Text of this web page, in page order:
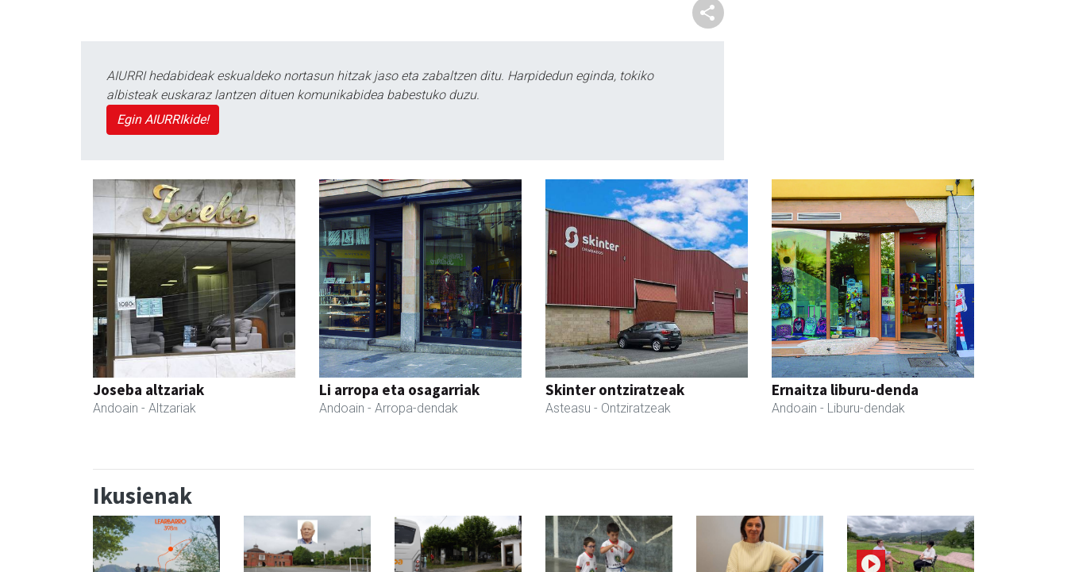
AIURRI hedabideak eskualdeko nortasun hitzak jaso eta zabaltzen ditu. Harpidedun eginda, tokiko
albisteak euskaraz lantzen dituen komunikabidea babestuko duzu.
Egin AIURRIkide!
Joseba altzariak
Andoain - Altzariak
Li arropa eta osagarriak
Andoain - Arropa-dendak
Skinter ontziratzeak
Asteasu - Ontziratzeak
Ernaitza liburu-denda
Andoain - Liburu-dendak
Ikusienak